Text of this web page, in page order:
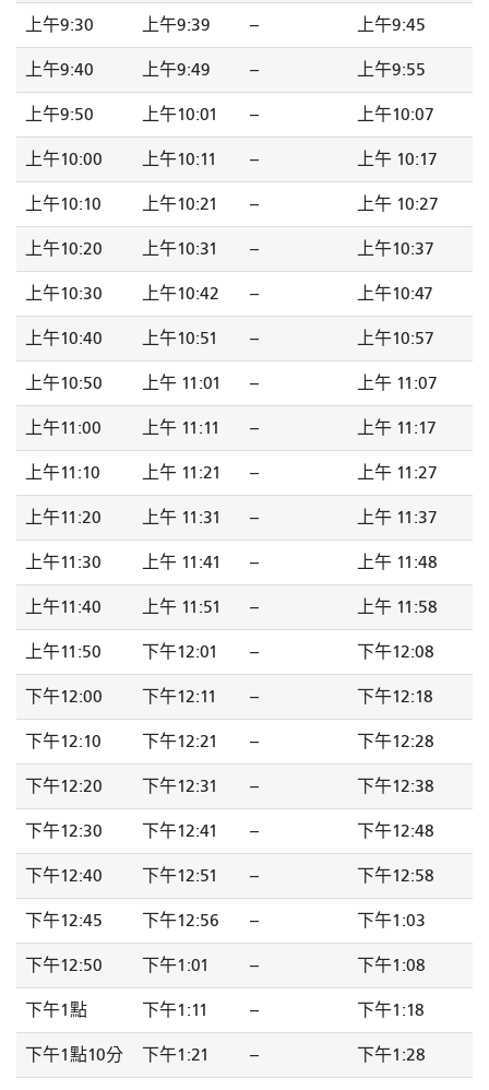
上午9:30 上午9:39 -- 上午9:45
上午9:40 上午9:49 -- 上午9:55
上午9:50 上午10:01 -- 上午10:07
上午10:00 上午10:11 -- 上午 10:17
上午10:10 上午10:21 -- 上午 10:27
上午10:20 上午10:31 -- 上午10:37
上午10:30 上午10:42 -- 上午10:47
上午10:40 上午10:51 -- 上午10:57
上午10:50 上午 11:01 -- 上午 11:07
上午11:00 上午 11:11 -- 上午 11:17
上午11:10 上午 11:21 -- 上午 11:27
上午11:20 上午 11:31 -- 上午 11:37
上午11:30 上午 11:41 -- 上午 11:48
上午11:40 上午 11:51 -- 上午 11:58
上午11:50 下午12:01 -- 下午12:08
下午12:00 下午12:11 -- 下午12:18
下午12:10 下午12:21 -- 下午12:28
下午12:20 下午12:31 -- 下午12:38
下午12:30 下午12:41 -- 下午12:48
下午12:40 下午12:51 -- 下午12:58
下午12:45 下午12:56 -- 下午1:03
下午12:50 下午1:01 -- 下午1:08
下午1點 下午1:11 -- 下午1:18
下午1點10分 下午1:21 -- 下午1:28